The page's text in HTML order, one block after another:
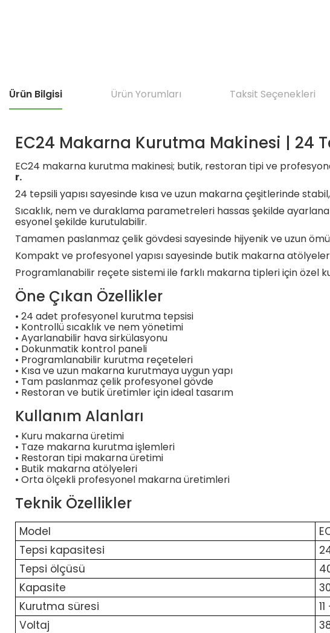
Ürün Bilgisi Ürün Yorumları Taksit Seçenekleri
EC24 Makarna Kurutma Makinesi | 24
EC24 makarna kurutma makinesi; butik, restoran tipi ve
r.
24 tepsili yapısı sayesinde kısa ve uzun makarna çeşitlerinde
Sıcaklık, nem ve duraklama parametreleri hassas şekilde
esyonel şekilde kurutulabilir.
Tamamen paslanmaz çelik gövdesi sayesinde hijyenik ve uzun
Kompakt ve profesyonel yapısı sayesinde butik makarna
Programlanabilir reçete sistemi ile farklı makarna tipleri için özel
Öne Çıkan Özellikler
• 24 adet profesyonel kurutma tepsisi
• Kontrollü sıcaklık ve nem yönetimi
• Ayarlanabilir hava sirkülasyonu
• Dokunmatik kontrol paneli
• Programlanabilir kurutma reçeteleri
• Kısa ve uzun makarna kurutmaya uygun yapı
• Tam paslanmaz çelik profesyonel gövde
• Restoran ve butik üretimler için ideal tasarım
Kullanım Alanları
• Kuru makarna üretimi
• Taze makarna kurutma işlemleri
• Restoran tipi makarna üretimi
• Butik makarna atölyeleri
• Orta ölçekli profesyonel makarna üretimleri
Teknik Özellikler
Model
Tepsi kapasitesi
Tepsi ölçüsü
Kapasite
Kurutma süresi
Voltaj